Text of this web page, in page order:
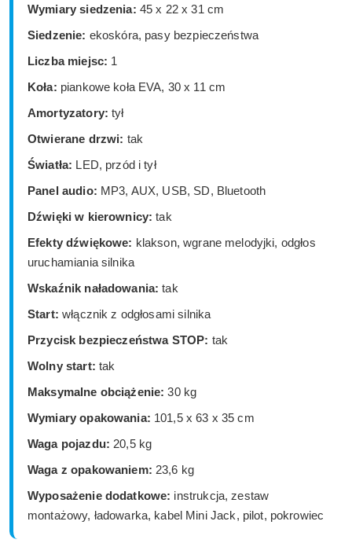
Wymiary siedzenia: 45 x 22 x 31 cm
Siedzenie: ekoskóra, pasy bezpieczeństwa
Liczba miejsc: 1
Koła: piankowe koła EVA, 30 x 11 cm
Amortyzatory: tył
Otwierane drzwi: tak
Światła: LED, przód i tył
Panel audio: MP3, AUX, USB, SD, Bluetooth
Dźwięki w kierownicy: tak
Efekty dźwiękowe: klakson, wgrane melodyjki, odgłos
uruchamiania silnika
Wskaźnik naładowania: tak
Start: włącznik z odgłosami silnika
Przycisk bezpieczeństwa STOP: tak
Wolny start: tak
Maksymalne obciążenie: 30 kg
Wymiary opakowania: 101,5 x 63 x 35 cm
Waga pojazdu: 20,5 kg
Waga z opakowaniem: 23,6 kg
Wyposażenie dodatkowe: instrukcja, zestaw
montażowy, ładowarka, kabel Mini Jack, pilot, pokrowiec